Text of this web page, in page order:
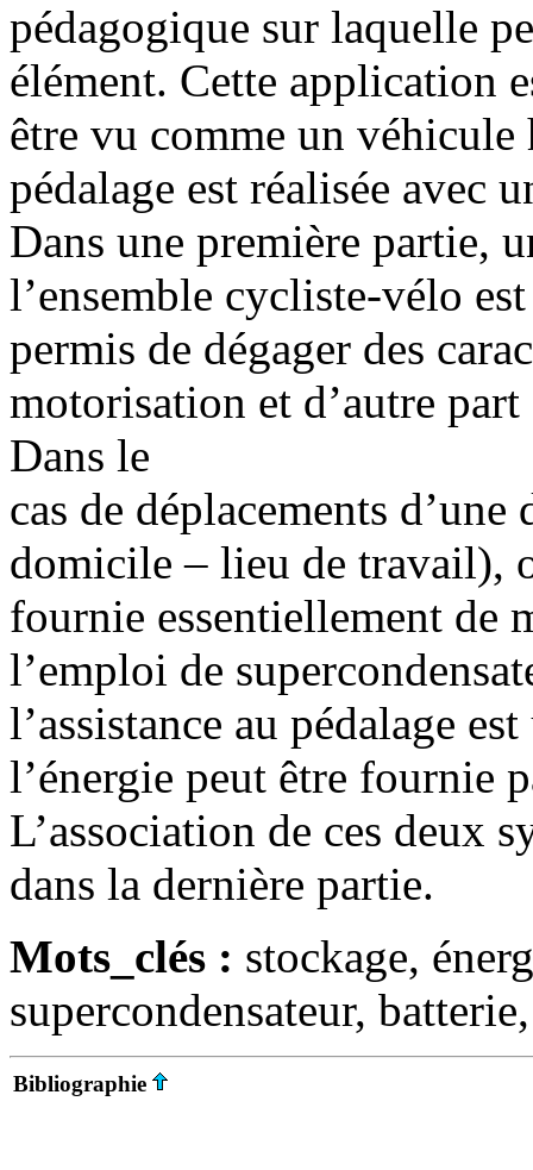
pédagogique sur laquelle
élément. Cette application
être vu comme un véhicule
pédalage est réalisée avec
Dans une première partie,
l’ensemble cycliste-vélo
permis de dégager des
motorisation et d’autre
Dans le
cas de déplacements
domicile – lieu de travail),
fournie essentiellement de
l’emploi de
l’assistance au pédalage
l’énergie peut être fournie
L’association de ces deux
dans la dernière partie.
Mots_clés : stockage,
supercondensateur,
Bibliographie